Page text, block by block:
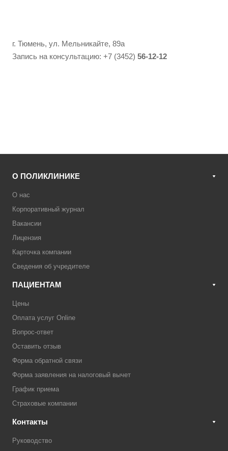
г. Тюмень, ул. Мельникайте, 89а
Запись на консультацию: +7 (3452) 56-12-12
О ПОЛИКЛИНИКЕ
О нас
Корпоративный журнал
Вакансии
Лицензия
Карточка компании
Сведения об учредителе
ПАЦИЕНТАМ
Цены
Оплата услуг Online
Вопрос-ответ
Оставить отзыв
Форма обратной связи
Форма заявления на налоговый вычет
График приема
Страховые компании
Контакты
Руководство